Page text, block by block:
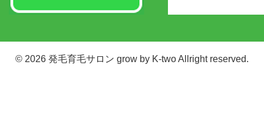
© 2026 発毛育毛サロン grow by K-twoAllright reserved.